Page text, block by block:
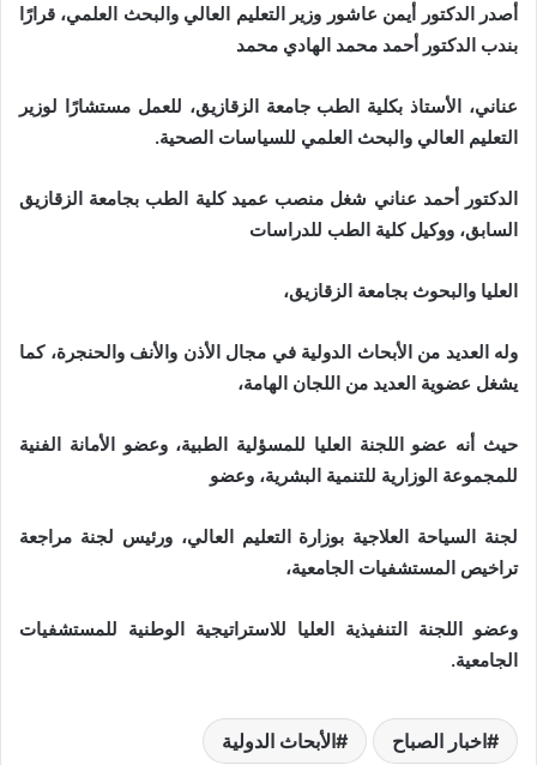
أصدر الدكتور أيمن عاشور وزير التعليم العالي والبحث العلمي، قرارًا
بندب الدكتور أحمد محمد الهادي محمد
عناني، الأستاذ بكلية الطب جامعة الزقازيق، للعمل مستشارًا لوزير
التعليم العالي والبحث العلمي للسياسات الصحية.
الدكتور أحمد عناني شغل منصب عميد كلية الطب بجامعة الزقازيق
السابق، ووكيل كلية الطب للدراسات
العليا والبحوث بجامعة الزقازيق،
وله العديد من الأبحاث الدولية في مجال الأذن والأنف والحنجرة، كما
يشغل عضوية العديد من اللجان الهامة،
حيث أنه عضو اللجنة العليا للمسؤلية الطبية، وعضو الأمانة الفنية
للمجموعة الوزارية للتنمية البشرية، وعضو
لجنة السياحة العلاجية بوزارة التعليم العالي، ورئيس لجنة مراجعة
تراخيص المستشفيات الجامعية،
وعضو اللجنة التنفيذية العليا للاستراتيجية الوطنية للمستشفيات
الجامعية.
اخبار الصباح الأبحاث الدولية